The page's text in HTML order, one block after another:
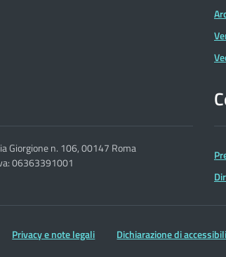
Giorgione n. 106, 00147 Roma
06363391001
Privacy e note legali Dichiarazione di